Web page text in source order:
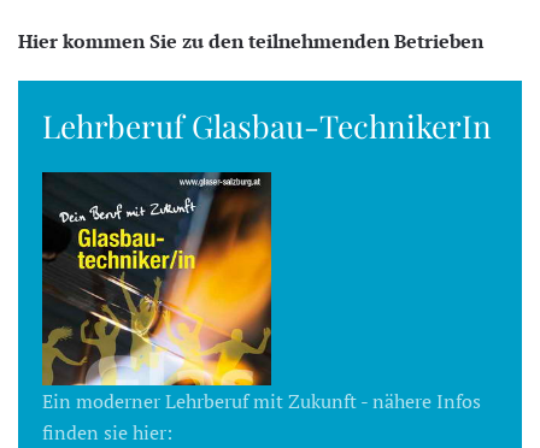
Hier kommen Sie zu den teilnehmenden Betrieben
Lehrberuf Glasbau-TechnikerIn
Ein moderner Lehrberuf mit Zukunft - nähere Infos
finden sie hier: